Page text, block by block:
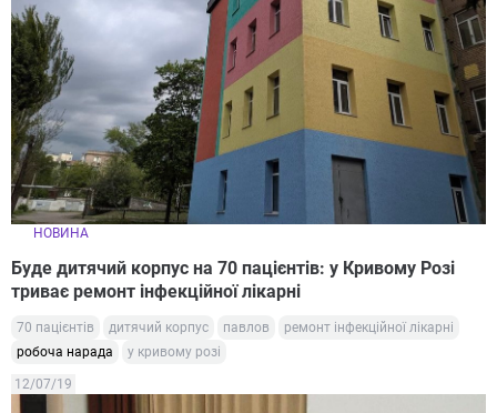
НОВИНА
Буде дитячий корпус на 70 пацієнтів: у Кривому Розі
триває ремонт інфекційної лікарні
70 пацієнтів дитячий корпус павлов
ремонт інфекційної лікарні
робоча нарада
у кривому розі
12/07/19